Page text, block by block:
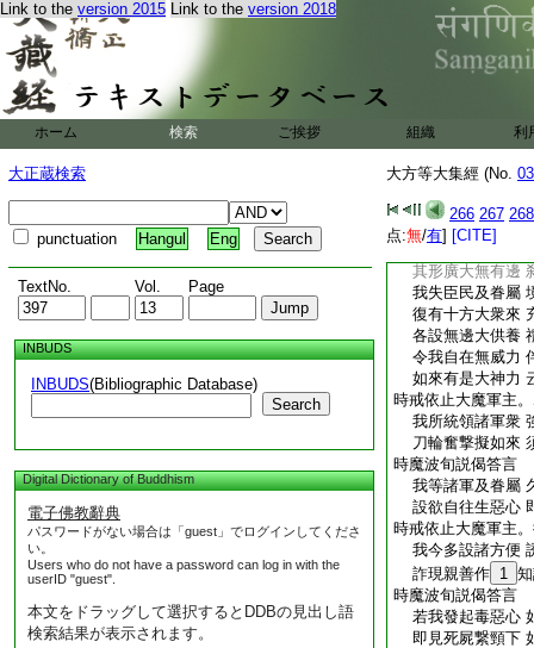
Link to the version 2015 Link to the version 2018
ホーム 検索 ご挨拶 組織 利
大正蔵検索
punctuation Hangul Eng
TextNo. Vol. Page
INBUDS
INBUDS(Bibliographic Database)
Search
Digital Dictionary of Buddhism
電子佛教辭典
パスワードがない場合は「guest」でログインしてくださ
い。
Users who do not have a password can log in with the
userID "guest".
本文をドラッグして選択するとDDBの見出し語
検索結果が表示されます。
大方等大集經 (No.
266 267 268
点:無/有] [CITE]
入出家居東西狂走
歎長歔喘息麁短。
現胸申臂縮脚。搖
爲受大苦惱。乃至
何故愁惱獨行住
出入家居心不安
時魔波旬聞是語已
偈答言
我今身體汗遍流
啼哭眼中涙如血
其形廣大無有邊
我失臣民及眷屬
復有十方大衆來
各設無邊大供養
令我自在無威力
如來有是大神力
時戒依止大魔軍主
我所統領諸軍衆
刀輪奮撃擬如來
時魔波旬説偈答言
我等諸軍及眷屬
設欲自往生惡心
時戒依止大魔軍主
我今多設諸方便
詐現親善作 1
時魔波旬説偈答言
若我發起毒惡心
即見死屍繋頸下